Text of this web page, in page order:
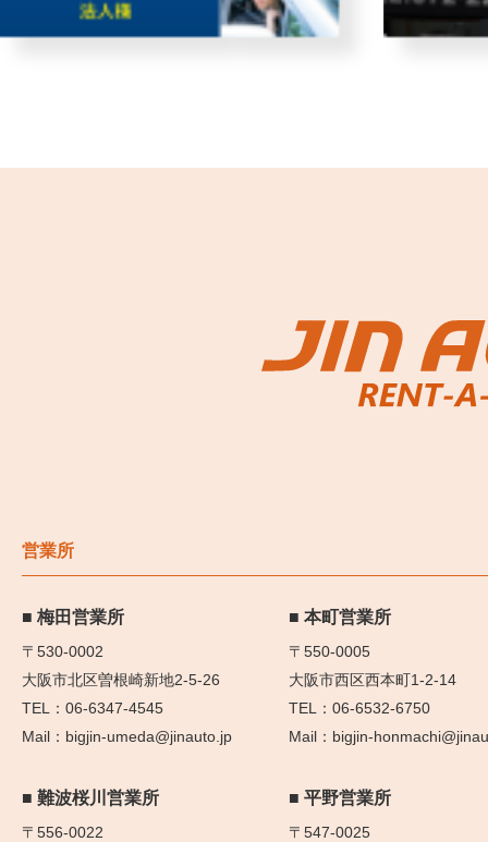
営業所
梅田営業所
〒530-0002
大阪市北区曽根崎新地2-5-26
06-6347-4545
bigjin-umeda@jinauto.jp
本町営業所
〒550-0005
大阪市西区西本町1-2-14
06-6532-6750
bigjin-
難波桜川営業所
〒556-0022
平野営業所
〒547-0025